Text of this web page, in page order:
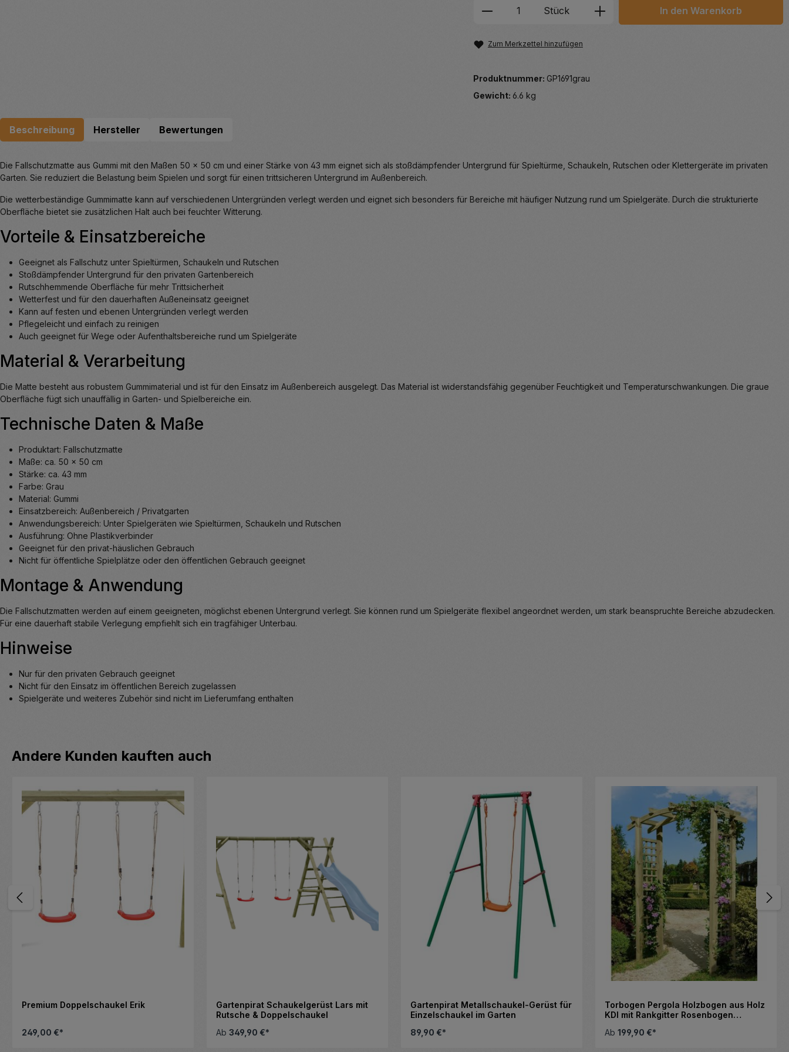
Produkt Anzahl: Gib den gewünschten Wert
Stück In den Warenkorb
Zum Merkzettel hinzufügen
Produktnummer: GP1691grau
Gewicht: 6.6 kg
Beschreibung Hersteller Bewertungen
Die Fallschutzmatte aus Gummi mit den Maßen 50 x 50 cm und einer Stärke von 43 mm eignet sich als stoßdämpfender Untergrund für Spieltürme, Schaukeln, Rutschen oder Klettergeräte im privaten
Garten. Sie reduziert die Belastung beim Spielen und sorgt für einen trittsicheren Untergrund im Außenbereich.
Die wetterbeständige Gummimatte kann auf verschiedenen Untergründen verlegt werden und eignet sich besonders für Bereiche mit häufiger Nutzung rund um Spielgeräte. Durch die strukturierte
Oberfläche bietet sie zusätzlichen Halt auch bei feuchter Witterung.
Vorteile & Einsatzbereiche
Geeignet als Fallschutz unter Spieltürmen, Schaukeln und Rutschen
Stoßdämpfender Untergrund für den privaten Gartenbereich
Rutschhemmende Oberfläche für mehr Trittsicherheit
Wetterfest und für den dauerhaften Außeneinsatz geeignet
Kann auf festen und ebenen Untergründen verlegt werden
Pflegeleicht und einfach zu reinigen
Auch geeignet für Wege oder Aufenthaltsbereiche rund um Spielgeräte
Material & Verarbeitung
Die Matte besteht aus robustem Gummimaterial und ist für den Einsatz im Außenbereich ausgelegt. Das Material ist widerstandsfähig gegenüber Feuchtigkeit und Temperaturschwankungen. Die graue
Oberfläche fügt sich unauffällig in Garten- und Spielbereiche ein.
Technische Daten & Maße
Produktart: Fallschutzmatte
Maße: ca. 50 x 50 cm
Stärke: ca. 43 mm
Farbe: Grau
Material: Gummi
Einsatzbereich: Außenbereich / Privatgarten
Anwendungsbereich: Unter Spielgeräten wie Spieltürmen, Schaukeln und Rutschen
Ausführung: Ohne Plastikverbinder
Geeignet für den privat-häuslichen Gebrauch
Nicht für öffentliche Spielplätze oder den öffentlichen Gebrauch geeignet
Montage & Anwendung
Die Fallschutzmatten werden auf einem geeigneten, möglichst ebenen Untergrund verlegt. Sie können rund um Spielgeräte flexibel angeordnet werden, um stark beanspruchte Bereiche abzudecken.
Für eine dauerhaft stabile Verlegung empfiehlt sich ein tragfähiger Unterbau.
Hinweise
Nur für den privaten Gebrauch geeignet
Nicht für den Einsatz im öffentlichen Bereich zugelassen
Spielgeräte und weiteres Zubehör sind nicht im Lieferumfang enthalten
Produktgalerie überspringen
Andere Kunden kauften auch
Premium Doppelschaukel Erik
249,00 €*
Gartenpirat Schaukelgerüst Lars mit
Rutsche & Doppelschaukel
Ab 349,90 €*
Gartenpirat Metallschaukel-Gerüst für
Einzelschaukel im Garten
89,90 €*
Torbogen Pergola Holzbogen aus Holz
KDI mit Rankgitter Rosenbogen
Ab 199,90 €*